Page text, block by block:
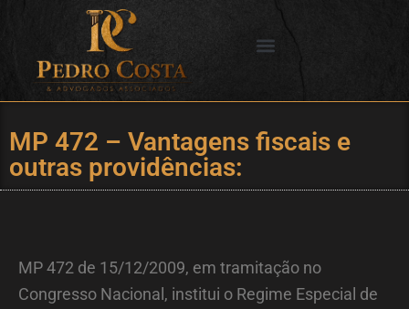
conteúdo
MP 472 – Vantagens fiscais e
outras providências:
MP 472 de 15/12/2009, em tramitação no
Congresso Nacional, institui o Regime Especial de